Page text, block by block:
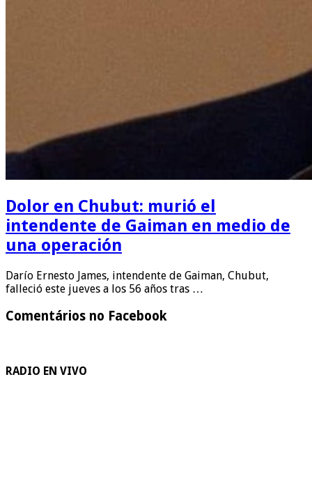
Dolor en Chubut: murió el
intendente de Gaiman en medio de
una operación
Darío Ernesto James, intendente de Gaiman, Chubut,
falleció este jueves a los 56 años tras …
Comentários no Facebook
RADIO EN VIVO